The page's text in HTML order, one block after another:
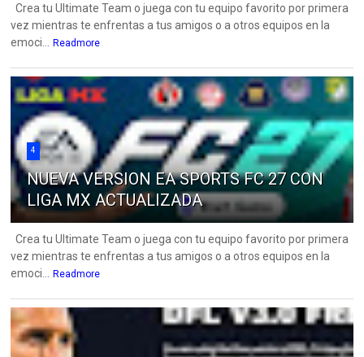
Crea tu Ultimate Team o juega con tu equipo favorito por primera
vez mientras te enfrentas a tus amigos o a otros equipos en la
emoci...
Readmore
4
NUEVA VERSION EA SPORTS FC 27 CON
LIGA MX ACTUALIZADA
Crea tu Ultimate Team o juega con tu equipo favorito por primera
vez mientras te enfrentas a tus amigos o a otros equipos en la
emoci...
Readmore